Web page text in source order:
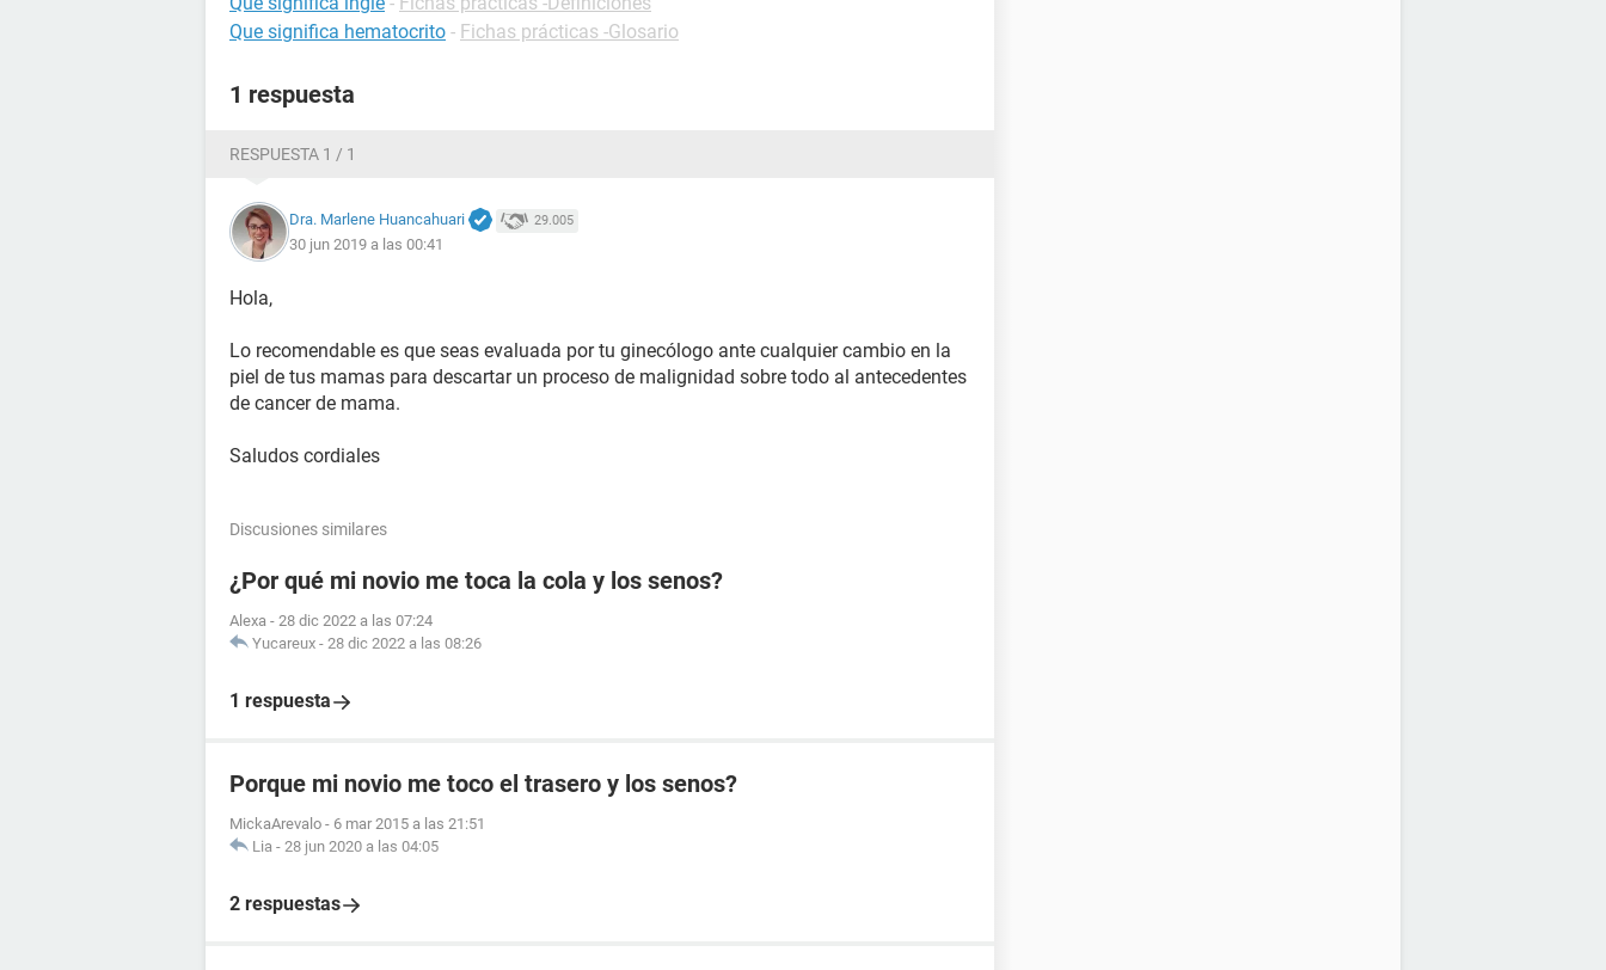
Que significa hematocrito - Fichas prácticas -Glosario
1 respuesta
RESPUESTA 1 / 1
Dra. Marlene Huancahuari 29.005
30 jun 2019 a las 00:41
Hola,
Lo recomendable es que seas evaluada por tu ginecólogo ante cualquier cambio en la
piel de tus mamas para descartar un proceso de malignidad sobre todo al antecedentes
de cancer de mama.
Saludos cordiales
Discusiones similares
¿Por qué mi novio me toca la cola y los senos?
Alexa - 28 dic 2022 a las 07:24
Yucareux - 28 dic 2022 a las 08:26
1 respuesta
Porque mi novio me toco el trasero y los senos?
MickaArevalo - 6 mar 2015 a las 21:51
Lia - 28 jun 2020 a las 04:05
2 respuestas